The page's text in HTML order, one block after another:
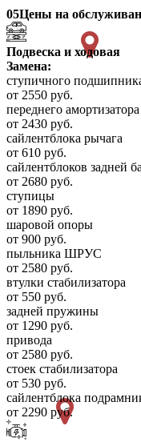
05Цены на
Подвеска и ходовая
Замена:
ступичного
от 2550 руб.
переднего амортизатора
от 2430 руб.
сайлентблока рычага
от 610 руб.
сайлентблоков задней
от 2680 руб.
ступицы
от 1890 руб.
шаровой опоры
от 900 руб.
пыльника ШРУС
от 2580 руб.
втулки стабилизатора
от 550 руб.
задней пружины
от 1290 руб.
привода
от 2580 руб.
стоек стабилизатора
от 530 руб.
сайлентблока
от 2290 руб.